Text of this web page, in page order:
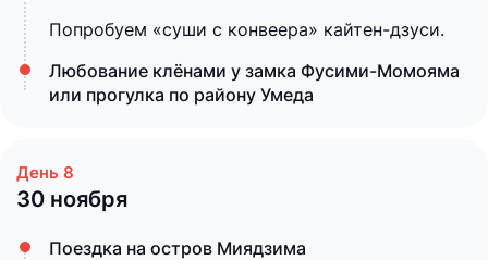
Попробуем «суши с конвеера» кайтен-дзуси.
Любование клёнами у замка Фусими-Момояма
или прогулка по району Умеда
30 ноября
Поездка на остров Миядзима